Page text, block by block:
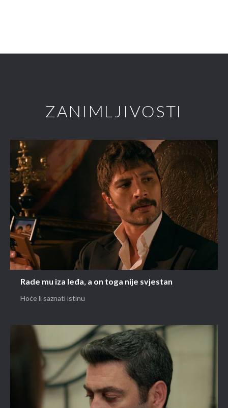
ZANIMLJIVOSTI
Rade mu iza leđa, a on toga nije svjestan
Hoće li saznati istinu